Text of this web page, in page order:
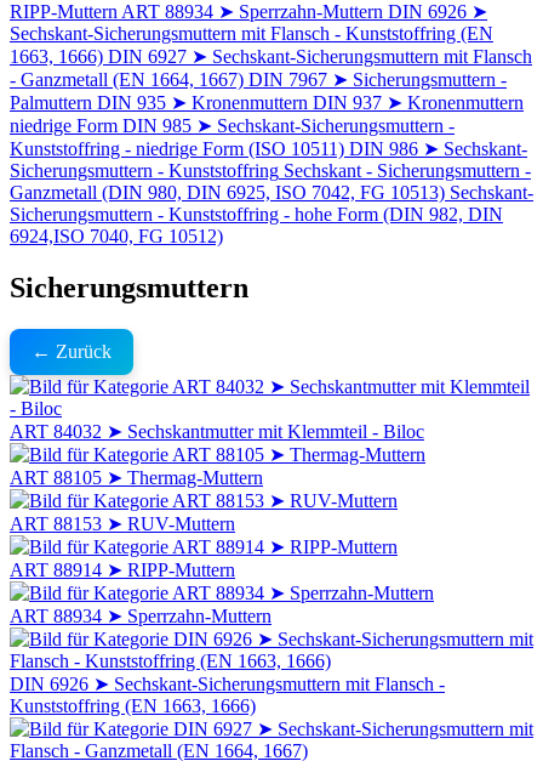
RIPP-Muttern ART 88934 ➤ Sperrzahn-Muttern DIN 6926 ➤
Sechskant-Sicherungsmuttern mit Flansch - Kunststoffring (EN
1663, 1666) DIN 6927 ➤ Sechskant-Sicherungsmuttern mit Flansch
- Ganzmetall (EN 1664, 1667) DIN 7967 ➤ Sicherungsmuttern -
Palmuttern DIN 935 ➤ Kronenmuttern DIN 937 ➤ Kronenmuttern
niedrige Form DIN 985 ➤ Sechskant-Sicherungsmuttern -
Kunststoffring - niedrige Form (ISO 10511) DIN 986 ➤ Sechskant-
Sicherungsmuttern - Kunststoffring Sechskant - Sicherungsmuttern -
Ganzmetall (DIN 980, DIN 6925, ISO 7042, FG 10513) Sechskant-
Sicherungsmuttern - Kunststoffring - hohe Form (DIN 982, DIN
6924,ISO 7040, FG 10512)
Sicherungsmuttern
← Zurück
ART 84032 ➤ Sechskantmutter mit Klemmteil - Biloc
ART 88105 ➤ Thermag-Muttern
ART 88153 ➤ RUV-Muttern
ART 88914 ➤ RIPP-Muttern
ART 88934 ➤ Sperrzahn-Muttern
DIN 6926 ➤ Sechskant-Sicherungsmuttern mit Flansch -
Kunststoffring (EN 1663, 1666)